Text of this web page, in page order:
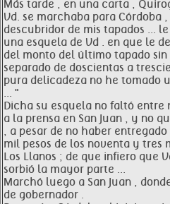
Más tarde , en una carta ,
Vd. se marchaba para Córdoba
descubridor de mis tapados ...
una esquela de Vd . en que le
del monto del último tapado
separado de doscientas a
pura delicadeza no he tomado
... "
Dicha su esquela no faltó entre
a la prensa en San Juan , y no
, a pesar de no haber
mil pesos de los noventa y tres
Los Llanos ; de que infiero que
sorbió la mayor parte ...
Marchó luego a San Juan ,
de gobernador .